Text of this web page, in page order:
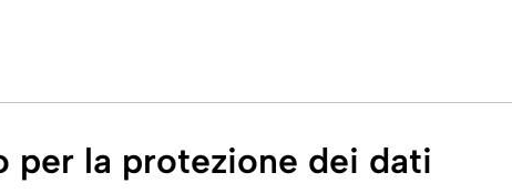
per la protezione dei dati